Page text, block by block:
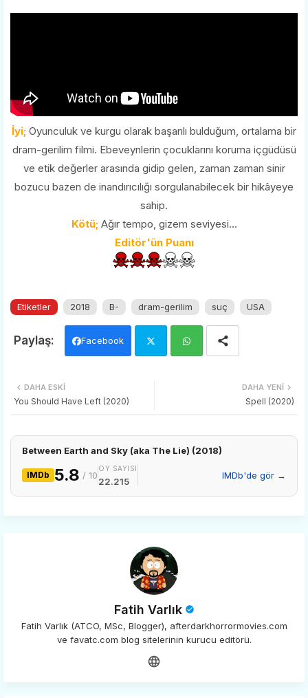
İyi; Oyunculuk ve kurgu olarak başarılı bulduğum, ortalama bir
dram-gerilim filmi. Ebeveynlerin çocuklarını koruma içgüdüsü
ve etik değerler arasında gidip gelen, zaman zaman sinir
bozucu bazen de inandırıcılığı sorgulanabilecek bir hikâyeye
sahip.
Kötü; Ağır tempo, gizem seviyesi...
Editör'ün Puanı
Etiketler 2018 B- dram-gerilim suç USA
Facebook
DAHA YENI
Spell (2020)
DAHA ESKI
You Should Have Left (2020)
Between Earth and Sky (aka The Lie) (2018)
IMDb 5.8 / 10
OY SAYISI
22.215
IMDb'de gör →
Fatih Varlık
Fatih Varlık (ATCO, MSc, Blogger), afterdarkhorrormovies.com
ve favatc.com blog sitelerinin kurucu editörü.